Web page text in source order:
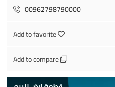
00962798790000
Add to favorite
Add to compare